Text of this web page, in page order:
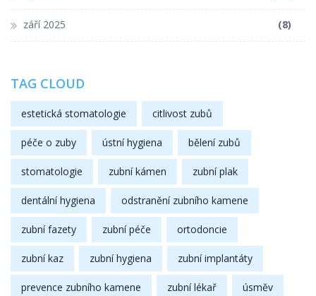
září 2025 (8)
TAG CLOUD
estetická stomatologie citlivost zubů
péče o zuby ústní hygiena bělení zubů
stomatologie zubní kámen zubní plak
dentální hygiena odstranění zubního kamene
zubní fazety zubní péče ortodoncie
zubní kaz zubní hygiena zubní implantáty
prevence zubního kamene zubní lékař úsměv